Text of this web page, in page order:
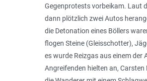
Gegenprotests vorbeikam. Laut
dann plötzlich zwei Autos
die Detonation eines Böllers
flogen Steine (Gleisschotter),
es wurde Reizgas aus einem der
Angreifenden hielten an,